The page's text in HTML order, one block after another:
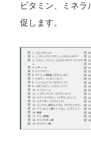
ビタミン、ミネ
促します。